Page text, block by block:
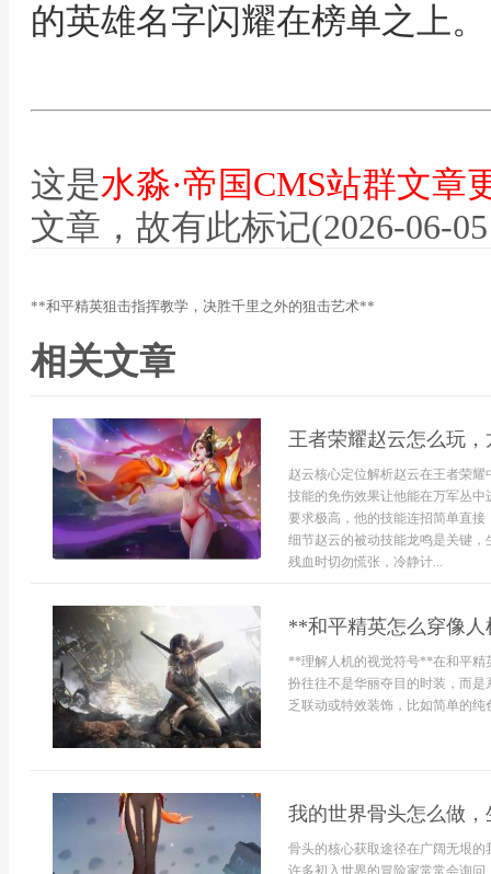
的英雄名字闪耀在榜单之上。
这是水淼·帝国CMS站群文章
文章，故有此标记(2026-06-
**和平精英狙击指挥教学，决胜千里之外的狙击艺术**
相关文章
王者荣耀赵云怎么玩
赵云核心定位解析赵云在王者荣
技能的免伤效果让他能在万军丛
要求极高，他的技能连招简单直
细节赵云的被动技能龙鸣是关键
残血时切勿慌张，冷静计...
**和平精英怎么穿像
**理解人机的视觉符号**在和平精
扮往往不是华丽夺目的时装，而
乏联动或特效装饰，比如简单的纯
我的世界骨头怎么做
骨头的核心获取途径在广阔无垠
许多初入世界的冒险家常常会询